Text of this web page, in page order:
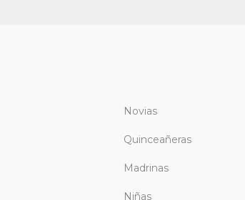
Novias
Quinceañeras
Madrinas
Niñas